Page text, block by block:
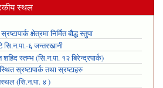
स्थल
क्षेत्रमा निर्मित बौद्ध स्तुपा
सि.न.पा.-६ जन्तरखानी
शहिद स्तम्भ (सि.न.पा. १२ बिरेन्द्रपार्क)
स्रष्टापार्क तथा स्रष्टाहरु
(सि.न.पा. ४ )